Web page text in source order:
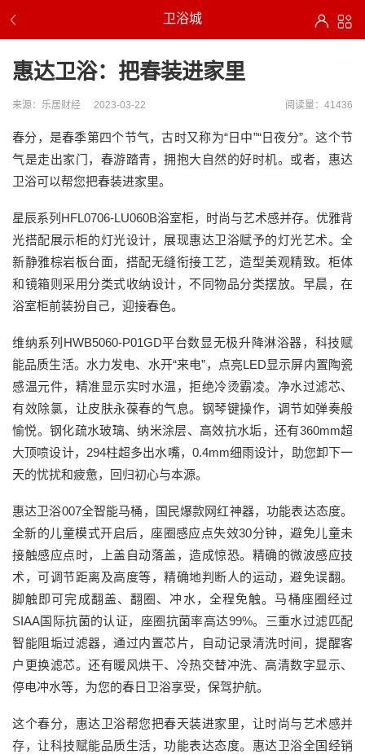
卫浴城
惠达卫浴：把春装进家里
来源：乐居财经 2023-03-22 阅读量：41436
春分，是春季第四个节气，古时又称为“日中”“日夜分”。这个节
气是走出家门，春游踏青，拥抱大自然的好时机。或者，惠达
卫浴可以帮您把春装进家里。
星辰系列HFL0706-LU060B浴室柜，时尚与艺术感并存。优雅背
光搭配展示柜的灯光设计，展现惠达卫浴赋予的灯光艺术。全
新静雅棕岩板台面，搭配无缝衔接工艺，造型美观精致。柜体
和镜箱则采用分类式收纳设计，不同物品分类摆放。早晨，在
浴室柜前装扮自己，迎接春色。
维纳系列HWB5060-P01GD平台数显无极升降淋浴器，科技赋
能品质生活。水力发电、水开“来电”，点亮LED显示屏内置陶瓷
感温元件，精准显示实时水温，拒绝冷烫霸凌。净水过滤芯、
有效除氯，让皮肤永葆春的气息。钢琴键操作，调节如弹奏般
愉悦。钢化疏水玻璃、纳米涂层、高效抗水垢，还有360mm超
大顶喷设计，294柱超多出水嘴，0.4mm细雨设计，助您卸下一
天的忧扰和疲惫，回归初心与本源。
惠达卫浴007全智能马桶，国民爆款网红神器，功能表达态度。
全新的儿童模式开启后，座圈感应点失效30分钟，避免儿童未
接触感应点时，上盖自动落盖，造成惊恐。精确的微波感应技
术，可调节距离及高度等，精确地判断人的运动，避免误翻。
脚触即可完成翻盖、翻圈、冲水，全程免触。马桶座圈经过
SIAA国际抗菌的认证，座圈抗菌率高达99%。三重水过滤匹配
智能阻垢过滤器，通过内置芯片，自动记录清洗时间，提醒客
户更换滤芯。还有暖风烘干、冷热交替冲洗、高清数字显示、
停电冲水等，为您的春日卫浴享受，保驾护航。
这个春分，惠达卫浴帮您把春天装进家里，让时尚与艺术感并
存，让科技赋能品质生活，功能表达态度。惠达卫浴全国经销